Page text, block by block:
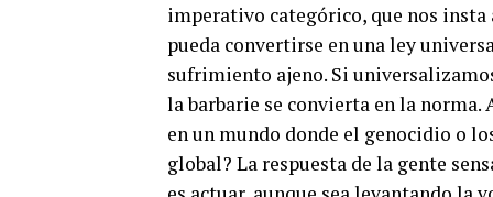
imperativo categórico, que nos insta
pueda convertirse en una ley
sufrimiento ajeno. Si
la barbarie se convierta en la
en un mundo donde el genocidio o
global? La respuesta de la gente